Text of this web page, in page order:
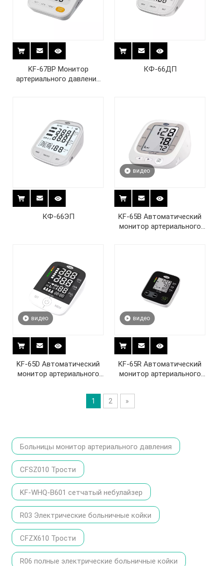
KF-67BP Монитор
артериального давления
КФ-66ДП
КФ-66ЭП
видео
KF-65B Автоматический
монитор артериального
видео
KF-65D Автоматический
монитор артериального
видео
KF-65R Автоматический
монитор артериального
1 2 »
Больницы монитор артериального давления
CFSZ010 Трости
KF-WHQ-B601 сетчатый небулайзер
R03 Электрические больничные койки
CFZX610 Трости
R06 полные электрические больничные койки